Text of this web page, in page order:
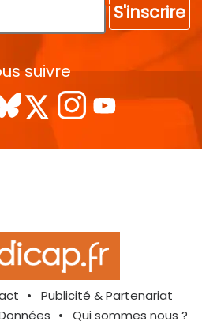
S'inscrire
suivre
Publicité & Partenariat
Qui sommes nous ?